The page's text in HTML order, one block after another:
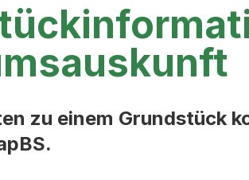
zu einem Grundstück